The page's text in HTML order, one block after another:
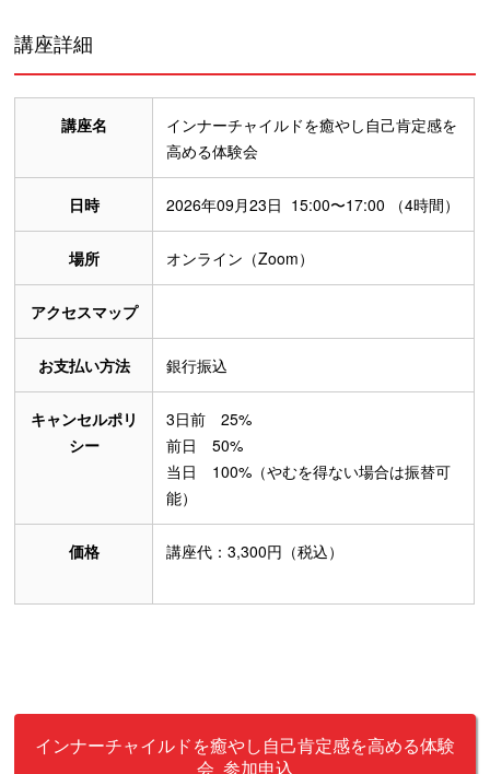
講座詳細
講座名
インナーチャイルドを癒やし自己肯定感を
高める体験会
日時 2026年09月23日 15:00〜17:00 （4時間）
場所 オンライン（Zoom）
アクセスマップ
お支払い方法 銀行振込
キャンセルポリ
シー
3日前 25%
前日 50%
当日 100%（やむを得ない場合は振替可
能）
価格 講座代：3,300円（税込）
インナーチャイルドを癒やし自己肯定感を高める体験
会 参加申込